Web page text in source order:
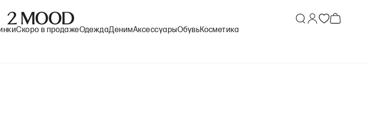
Скоро в продажеОдеждаДенимАксессуарыОбувьКосметика